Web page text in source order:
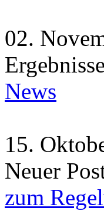
02.
News
15.
Neuer
zum